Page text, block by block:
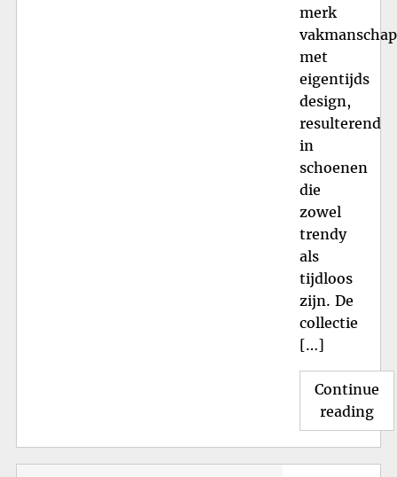
merk
vakmanschap
met
eigentijds
design,
resulterend
in
schoenen
die
zowel
trendy
als
tijdloos
zijn. De
collectie
[…]
Continue
reading